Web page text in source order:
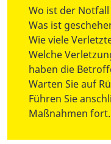
Wo ist der
Was ist
Wie viele
Welche
haben die
Warten Sie auf
Führen Sie
Maßnahmen fort.